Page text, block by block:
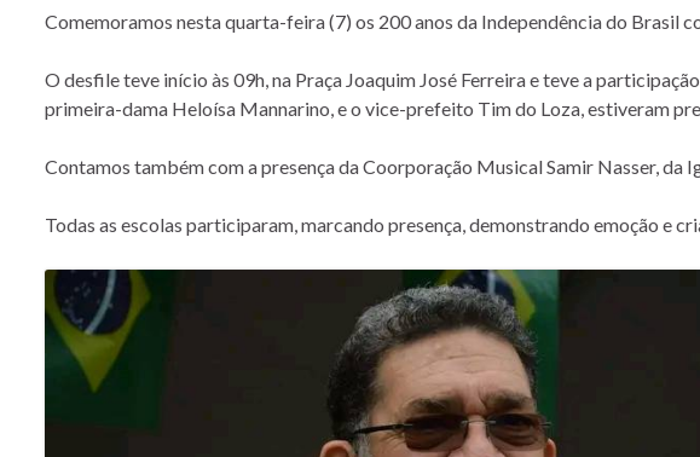
Comemoramos nesta quarta-feira (7) os 200 anos da Independência do Brasil
O desfile teve início às 09h, na Praça Joaquim José Ferreira e teve a
primeira-dama Heloísa Mannarino, e o vice-prefeito Tim do Loza, estiveram
Contamos também com a presença da Coorporação Musical Samir Nasser,
Todas as escolas participaram, marcando presença, demonstrando emoção e